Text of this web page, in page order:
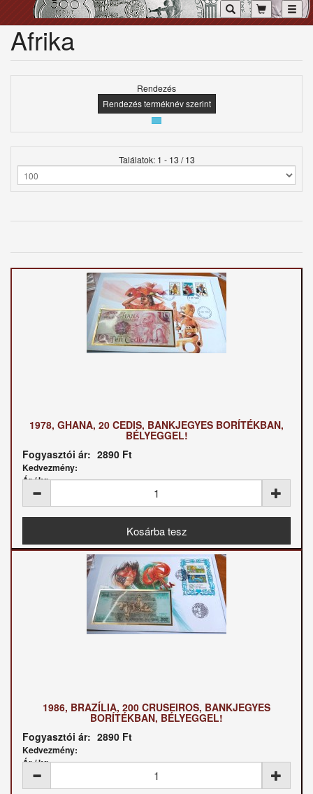
Afrika
Rendezés
Rendezés terméknév szerint
Találatok: 1 - 13 / 13
1978, GHANA, 20 CEDIS, BANKJEGYES BORÍTÉKBAN,
BÉLYEGGEL!
Fogyasztói ár: 2890 Ft
Kedvezmény:
Ár / kg:
1986, BRAZÍLIA, 200 CRUSEIROS, BANKJEGYES
BORÍTÉKBAN, BÉLYEGGEL!
Fogyasztói ár: 2890 Ft
Kedvezmény:
Ár / kg: